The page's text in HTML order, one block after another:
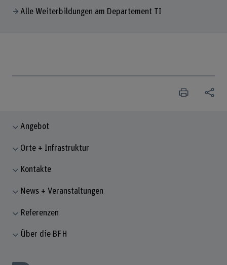
Alle Weiterbildungen am Departement TI
Angebot
Orte + Infrastruktur
Kontakte
News + Veranstaltungen
Referenzen
Über die BFH